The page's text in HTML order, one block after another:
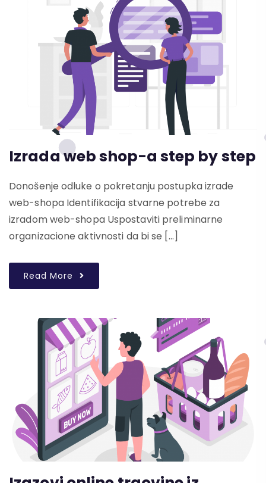
Izrada web shop-a step by step
Donošenje odluke o pokretanju postupka izrade
web-shopa Identifikacija stvarne potrebe za
izradom web-shopa Uspostaviti preliminarne
organizacione aktivnosti da bi se […]
Read More